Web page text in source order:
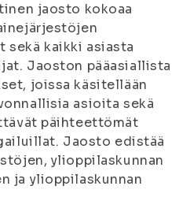
jaosto kokoaa
sekä kaikki asiasta
Jaoston pääasiallista
joissa käsitellään
asioita sekä
päihteettömät
Jaosto edistää
ylioppilaskunnan
ja ylioppilaskunnan